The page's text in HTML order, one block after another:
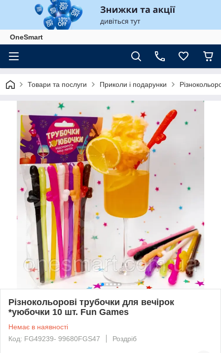
OneSmart
Товари та послуги Приколи і подарунки
Різнокольорові трубочки для вечірок
*уюбочки 10 шт. Fun Games
Немає в наявності
Код: FG49239- 99680FGS47
Роздріб